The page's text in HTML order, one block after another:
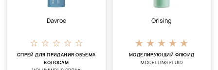
Davroe
СПРЕЙ ДЛЯ ПРИДАНИЯ ОБЪЕМА
ВОЛОСАМ
Orising
MОДЕЛИРУЮЩИЙ ФЛЮИД
MODELLING FLUID